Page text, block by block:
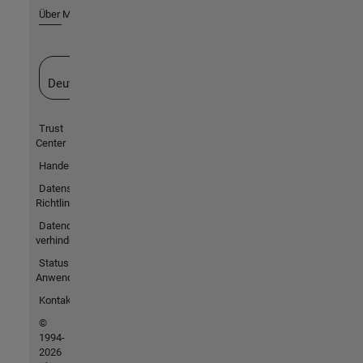
Über MathWorks
Deutschland
Trust
Center
Handelsmarken
Datenschutz-
Richtlinien
Datendiebstahl
verhindern
Status von
Anwendungen
Kontakt
©
1994-
2026